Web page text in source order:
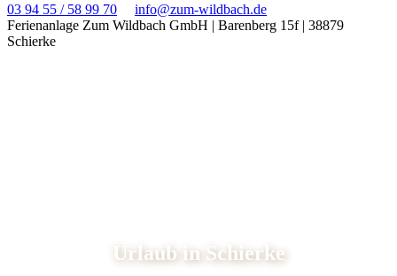
03 94 55 / 58 99 70
info@zum-wildbach.de
Ferienanlage Zum Wildbach GmbH | Barenberg 15f | 38879
Schierke
Urlaub in Schierke